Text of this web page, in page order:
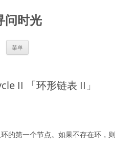
问时光
菜单
II 「环形链表 II」
的第一个节点。如果不存在环，则